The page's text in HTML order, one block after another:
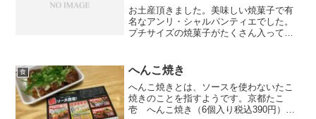
お土産頂きました。美味しい焼菓子で有
名なアンリ・シャルパンティエでした。
プチサイズの焼菓子がたくさん入ってい
てませんがやはり定番のフィナンシェが
美味しかったです。フィナ...
食 へんこ焼き
へんこ焼きとは、ソースを使わないたこ
焼きのことを指すようです。京都たこ
壱 へんこ焼き（6個入り税込390円）マ